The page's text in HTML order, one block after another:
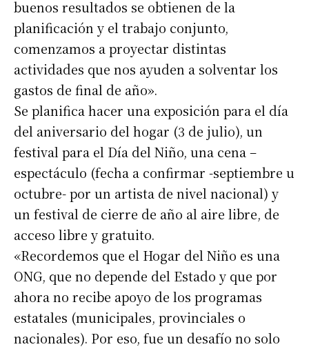
Suscribirme gratis
Dirección de correo electrónico*
Nombre
Apellidos
Número de teléfono
buenos resultados se obtienen de la
planificación y el trabajo conjunto,
comenzamos a proyectar distintas
actividades que nos ayuden a solventar los
gastos de final de año».
Se planifica hacer una exposición para el día
del aniversario del hogar (3 de julio), un
festival para el Día del Niño, una cena –
espectáculo (fecha a confirmar -septiembre u
octubre- por un artista de nivel nacional) y
un festival de cierre de año al aire libre, de
acceso libre y gratuito.
«Recordemos que el Hogar del Niño es una
ONG, que no depende del Estado y que por
ahora no recibe apoyo de los programas
estatales (municipales, provinciales o
nacionales). Por eso, fue un desafío no solo